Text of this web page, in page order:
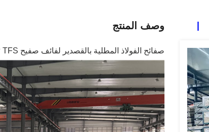
وصف المنتج
صفائح الفولاذ المطلية بالقصدير لفائف صفيح ETP TFS